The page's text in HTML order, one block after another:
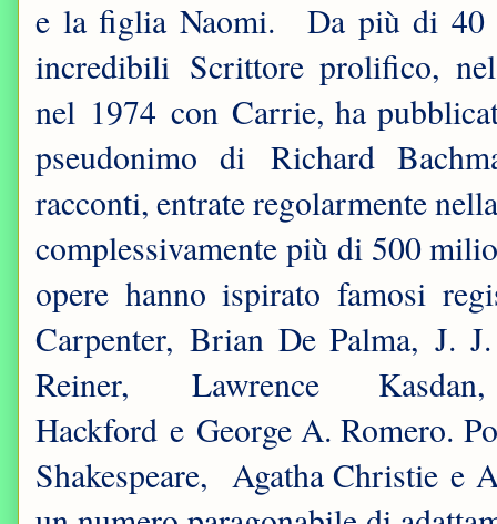
e la figlia Naomi. Da più di 40
incredibili Scrittore prolifico,
nel 1974 con Carrie, ha
pseudonimo di Richard
racconti, entrate regolarmente
complessivamente più di 500
opere hanno ispirato famosi
Carpenter, Brian De Palma, J.
Reiner, Lawrence
Hackford e George A. Romero.
Shakespeare, Agatha Christie e